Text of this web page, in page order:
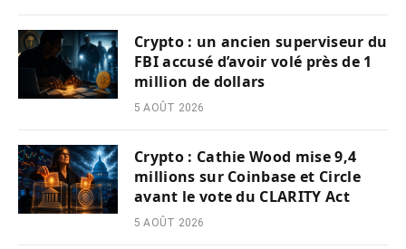
Crypto : un ancien superviseur du
FBI accusé d’avoir volé près de 1
million de dollars
5 AOÛT 2026
Crypto : Cathie Wood mise 9,4
millions sur Coinbase et Circle
avant le vote du CLARITY Act
5 AOÛT 2026